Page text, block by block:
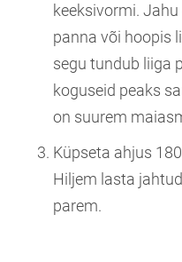
keeksivormi.
panna või hoopis
segu tundub liiga
koguseid peaks
on suurem
Küpseta ahjus
Hiljem lasta
parem.